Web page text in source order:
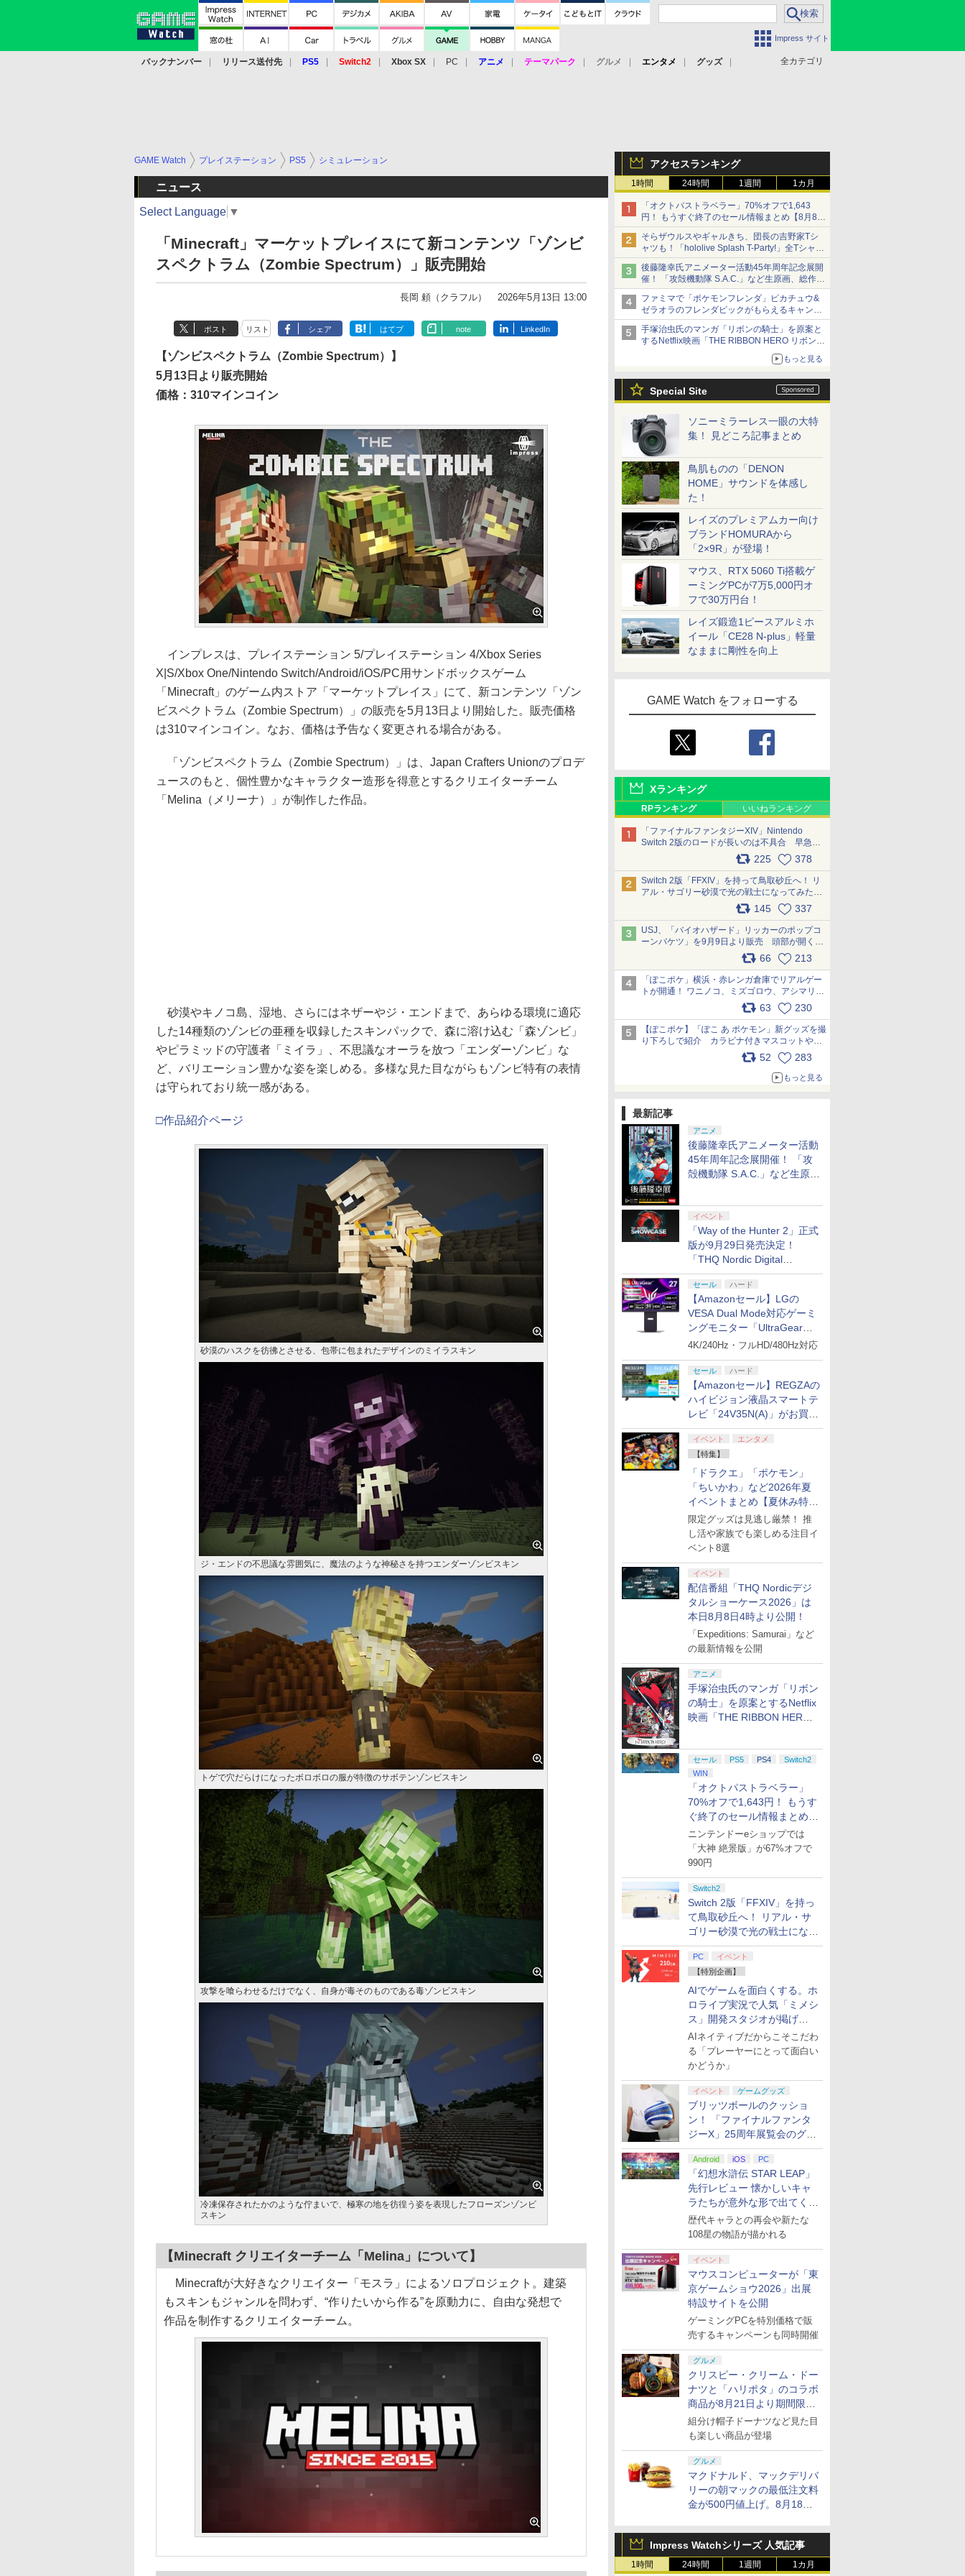
Impress サイト
全カテゴリ
バックナンバー リリース送付先 PS5 Switch2 Xbox SX PC アニメ テーマパーク グルメ エンタメ
グッズ
アクセスランキング
1時間 24時間 1週間 1カ月
「オクトパストラベラー」70%オフで1,643
円！ もうすぐ終了のセール情報まとめ【8月8日
更新】
ニンテンドーeショップでは「大神 絶景版」が
67%オフで990円
そらザウルスやギャルきち、団長の吉野家Tシ
ャツも！「hololive Splash T-Party!」全Tシャツ
ラインナップ公開＆オンライン販売開始
後藤隆幸氏アニメーター活動45年周年記念展開
催！ 「攻殻機動隊 S.A.C.」など生原画、総作画
監督修正が展示
ファミマで「ポケモンフレンダ」ピカチュウ&
ゼラオラのフレンダピックがもらえるキャンペ
ーン開催！
手塚治虫氏のマンガ「リボンの騎士」を原案と
するNetflix映画「THE RIBBON HERO リボンヒ
もっと見る
Special Site
ソニーミラーレス一眼の大特
集！ 見どころ記事まとめ
鳥肌ものの「DENON
HOME」サウンドを体感し
た！
レイズのプレミアムカー向け
ブランドHOMURAから
「2×9R」が登場！
マウス、RTX 5060 Ti搭載ゲ
ーミングPCが7万5,000円オ
フで30万円台！
レイズ鍛造1ピースアルミホ
イール「CE28 N-plus」軽量
なままに剛性を向上
GAME Watch をフォローする
Xランキング
RPランキング いいねランキング
「ファイナルファンタジーXIV」Nintendo
Switch 2版のロードが長いのは不具合 早急に
アップデートできるよう対応中225 378
Switch 2版「FFXIV」を持って鳥取砂丘へ！ リ
アル・サゴリー砂漠で光の戦士になってみた
145 337
USJ、「バイオハザード」リッカーのポップコ
ーンバケツ」を9月9日より販売 頭部が開く仕
組み。味は恐怖を堪のう「味噌フレーバー」
66 213
「ぽこポケ」横浜・赤レンガ倉庫でリアルゲー
トが開通！ ワニノコ、ミズゴロウ、アシマリ登
場シーンをレポート pic.x.com/LDgEByVl6D
63 230
【ぽこポケ】「ぽこ あ ポケモン」新グッズを撮
り下ろしで紹介 カラビナ付きマスコットやス
52 283
もっと見る
最新記事
アニメ
後藤隆幸氏アニメーター活動
45年周年記念展開催！ 「攻
殻機動隊 S.A.C.」など生原
イベント
「Way of the Hunter 2」正式
版が9月29日発売決定！
「THQ Nordic Digital
Showcase 2026」まとめ
セール ハード
【Amazonセール】LGの
VESA Dual Mode対応ゲーミ
ングモニター「UltraGear
27G850A-B」がお買い得！
4K/240Hz・フルHD/480Hz対応
セール ハード
【Amazonセール】REGZAの
ハイビジョン液晶スマートテ
レビ「24V35N(A)」がお買い
得！
イベント
エンタメ
【特集】
「ドラクエ」「ポケモン」
「ちいかわ」など2026年夏
イベントまとめ【夏休み特
集】
限定グッズは見逃し厳禁！ 推
し活や家族でも楽しめる注目イ
ベント8選
イベント
配信番組「THQ Nordicデジ
タルショーケース2026」は
本日8月8日4時より公開！
「Expeditions: Samurai」など
の最新情報を公開
アニメ
手塚治虫氏のマンガ「リボン
の騎士」を原案とするNetflix
映画「THE RIBBON HERO
セール PS5 PS4
Switch2
WIN
「オクトパストラベラー」
70%オフで1,643円！ もうす
ぐ終了のセール情報まとめ
【8月8日更新】
ニンテンドーeショップでは
「大神 絶景版」が67%オフで
990円
Switch2
Switch 2版「FFXIV」を持っ
て鳥取砂丘へ！ リアル・サ
ゴリー砂漠で光の戦士になっ
てみた
PC
イベント
【特別企画】
AIでゲームを面白くする。ホ
ロライブ実況で人気「ミメシ
ス」開発スタジオが掲げ
る“AI活用の信念”とは？【講
演レポート】
AIネイティブだからこそこだわ
る「プレーヤーにとって面白い
かどうか」
イベント ゲームグッズ
ブリッツボールのクッショ
ン！ 「ファイナルファンタ
ジーX」25周年展覧会のグッ
ズ情報が公開
Android iOS PC
「幻想水滸伝 STAR LEAP」
先行レビュー 懐かしいキャ
ラたちが意外な形で出てくる
シリーズ完全新作！
歴代キャラとの再会や新たな
108星の物語が描かれる
イベント
マウスコンピューターが「東
京ゲームショウ2026」出展
特設サイトを公開
ゲーミングPCを特別価格で販
売するキャンペーンも同時開催
グルメ
クリスピー・クリーム・ドー
ナツと「ハリポタ」のコラボ
商品が8月21日より期間限定
で発売
組分け帽子ドーナツなど見た目
も楽しい商品が登場
グルメ
マクドナルド、マックデリバ
リーの朝マックの最低注文料
金が500円値上げ。8月18日
Impress Watchシリーズ 人気記事
1時間 24時間 1週間 1カ月
GAME Watch プレイステーション PS5 シミュレーション
ニュース
Select Language ▼
「Minecraft」マーケットプレイスにて新コンテンツ「ゾンビ
スペクトラム（Zombie Spectrum）」販売開始
長岡 頼（クラフル） 2026年5月13日 13:00
ポスト リスト シェア はてブ note LinkedIn
【ゾンビスペクトラム（Zombie Spectrum）】
5月13日より販売開始
価格：310マインコイン
インプレスは、プレイステーション 5/プレイステーション 4/Xbox Series
X|S/Xbox One/Nintendo Switch/Android/iOS/PC用サンドボックスゲーム
「Minecraft」のゲーム内ストア「マーケットプレイス」にて、新コンテンツ「ゾン
ビスペクトラム（Zombie Spectrum）」の販売を5月13日より開始した。販売価格
は310マインコイン。なお、価格は予告なく変更される場合がある。
「ゾンビスペクトラム（Zombie Spectrum）」は、Japan Crafters Unionのプロデ
ュースのもと、個性豊かなキャラクター造形を得意とするクリエイターチーム
「Melina（メリーナ）」が制作した作品。
砂漠やキノコ島、湿地、さらにはネザーやジ・エンドまで、あらゆる環境に適応
した14種類のゾンビの亜種を収録したスキンパックで、森に溶け込む「森ゾンビ」
やピラミッドの守護者「ミイラ」、不思議なオーラを放つ「エンダーゾンビ」な
ど、バリエーション豊かな姿を楽しめる。多様な見た目ながらもゾンビ特有の表情
は守られており統一感がある。
□作品紹介ページ
砂漠のハスクを彷彿とさせる、包帯に包まれたデザインのミイラスキン
ジ・エンドの不思議な雰囲気に、魔法のような神秘さを持つエンダーゾンビスキン
トゲで穴だらけになったボロボロの服が特徴のサボテンゾンビスキン
攻撃を喰らわせるだけでなく、自身が毒そのものである毒ゾンビスキン
冷凍保存されたかのような佇まいで、極寒の地を彷徨う姿を表現したフローズンゾンビ
スキン
【Minecraft クリエイターチーム「Melina」について】
Minecraftが大好きなクリエイター「モスラ」によるソロプロジェクト。建築
もスキンもジャンルを問わず、“作りたいから作る”を原動力に、自由な発想で
作品を制作するクリエイターチーム。